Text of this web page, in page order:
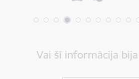
Vai šī informācija